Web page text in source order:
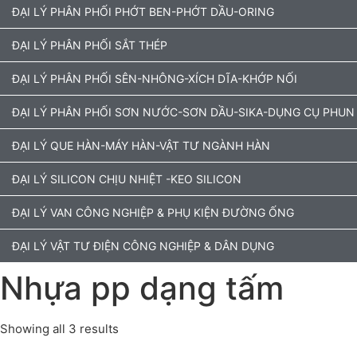
ĐẠI LÝ PHÂN PHỐI PHỚT BEN-PHỚT DẦU-ORING
ĐẠI LÝ PHÂN PHỐI SẮT THÉP
ĐẠI LÝ PHÂN PHỐI SÊN-NHÔNG-XÍCH DĨA-KHỚP NỐI
ĐẠI LÝ PHÂN PHỐI SƠN NƯỚC-SƠN DẦU-SIKA-DỤNG CỤ
ĐẠI LÝ QUE HÀN-MÁY HÀN-VẬT TƯ NGÀNH HÀN
ĐẠI LÝ SILICON CHỊU NHIỆT -KEO SILICON
ĐẠI LÝ VAN CÔNG NGHIỆP & PHỤ KIỆN ĐƯỜNG ỐNG
ĐẠI LÝ VẬT TƯ ĐIỆN CÔNG NGHIỆP & DÂN DỤNG
Nhựa pp dạng tấm
Showing all 3 results